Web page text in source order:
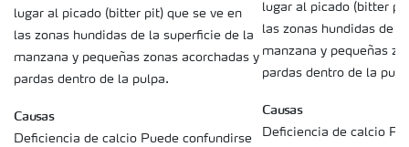
lugar al picado (bitter pit) que se ve en
las zonas hundidas de la superficie de la
manzana y pequeñas zonas acorchadas y
pardas dentro de la pulpa.
Causas
Deficiencia de calcio Puede confundirse
lugar al picado (bitter
las zonas hundidas de
manzana y pequeñas
pardas dentro de la
Causas
Deficiencia de calcio